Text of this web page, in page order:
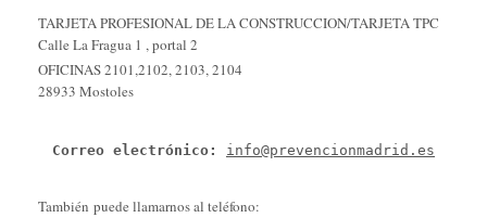
TARJETA PROFESIONAL DE LA CONSTRUCCION/TARJETA TPC
Calle La Fragua 1 , portal 2
OFICINAS 2101,2102, 2103, 2104
28933 Mostoles
Correo electrónico: info@prevencionmadrid.es
También puede llamarnos al teléfono: